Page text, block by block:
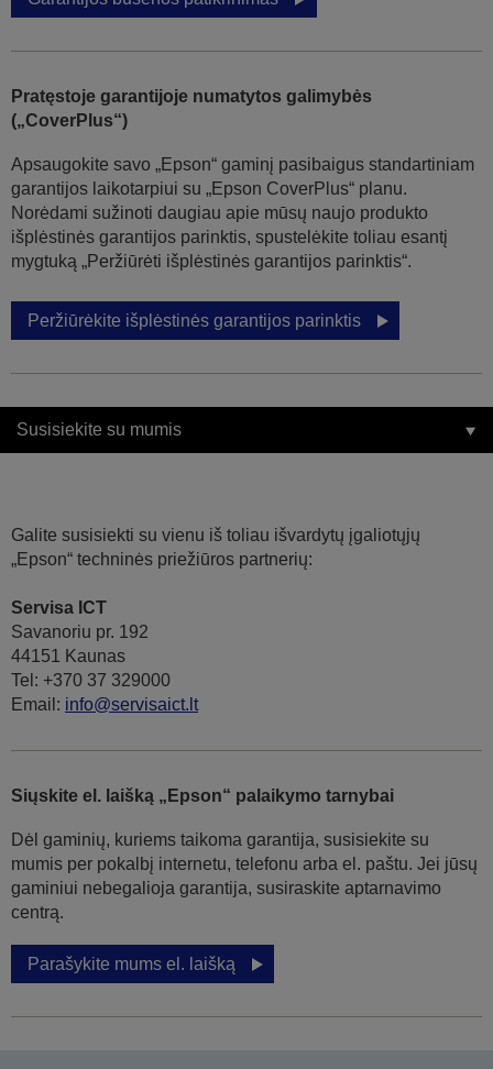
Pratęstoje garantijoje numatytos galimybės
(„CoverPlus“)
Apsaugokite savo „Epson“ gaminį pasibaigus standartiniam
garantijos laikotarpiui su „Epson CoverPlus“ planu.
Norėdami sužinoti daugiau apie mūsų naujo produkto
išplėstinės garantijos parinktis, spustelėkite toliau esantį
mygtuką „Peržiūrėti išplėstinės garantijos parinktis“.
Peržiūrėkite išplėstinės garantijos parinktis
Susisiekite su mumis
Galite susisiekti su vienu iš toliau išvardytų įgaliotųjų
„Epson“ techninės priežiūros partnerių:
Servisa ICT
Savanoriu pr. 192
44151 Kaunas
Tel: +370 37 329000
Email: info@servisaict.lt
Siųskite el. laišką „Epson“ palaikymo tarnybai
Dėl gaminių, kuriems taikoma garantija, susisiekite su
mumis per pokalbį internetu, telefonu arba el. paštu. Jei jūsų
gaminiui nebegalioja garantija, susiraskite aptarnavimo
centrą.
Parašykite mums el. laišką